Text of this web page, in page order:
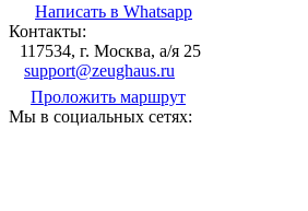
Написать в Whatsapp
Контакты:
117534, г. Москва, а/я 25
support@zeughaus.ru
Проложить маршрут
Мы в социальных сетях: